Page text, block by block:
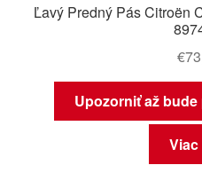
Ľavý Predný Pás Citroën
€
Upozorniť až